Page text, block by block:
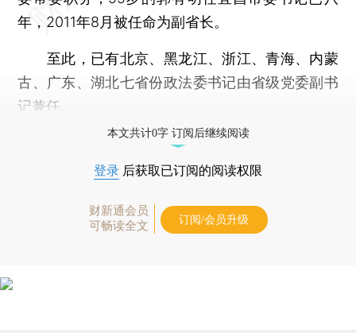
年，2011年8月被任命为副省长。
至此，已有北京、黑龙江、浙江、青海、内蒙
古、广东、湖北七省份政法委书记由省级党委副书
记兼任。
本文共计0字 订阅后继续阅读
登录 后获取已订阅的阅读权限
财新通会员
可畅读全文
订阅/会员升级